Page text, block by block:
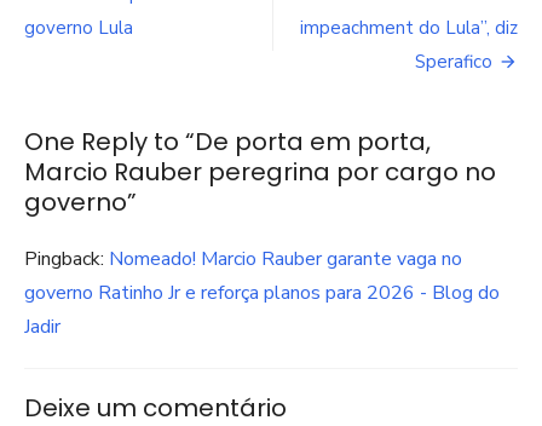
Post
governo Lula
impeachment do Lula”, diz
Sperafico
One Reply to “De porta em porta,
Marcio Rauber peregrina por cargo no
governo”
Pingback: Nomeado! Marcio Rauber garante vaga no
governo Ratinho Jr e reforça planos para 2026 - Blog do
Jadir
Deixe um comentário